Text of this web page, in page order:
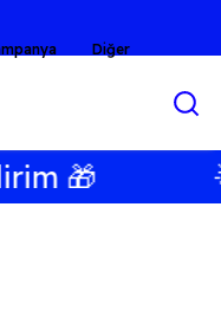
Diğer
🎁 🌟